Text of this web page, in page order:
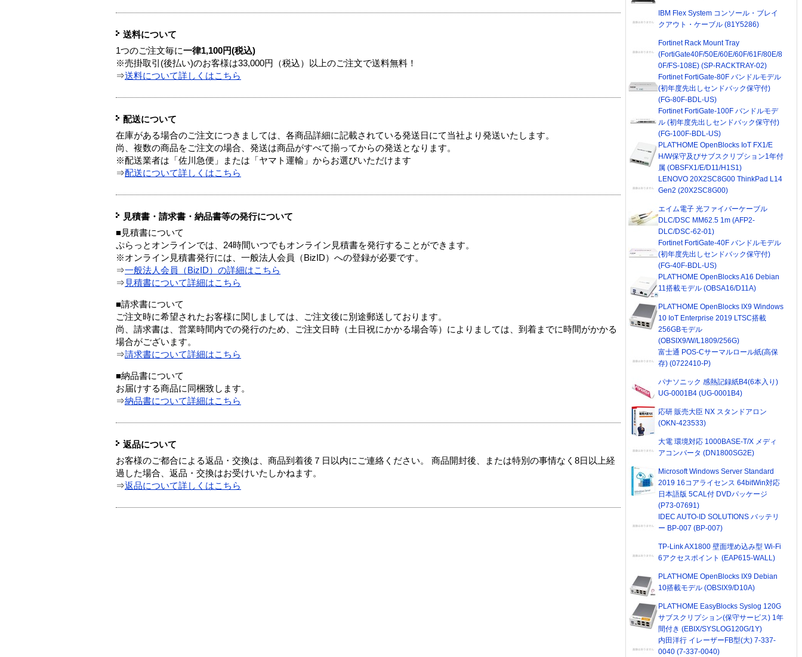
送料について
1つのご注文毎に一律1,100円(税込)
※売掛取引(後払い)のお客様は33,000円（税込）以上のご注文で送料無料！
⇒送料について詳しくはこちら
配送について
在庫がある場合のご注文につきましては、各商品詳細に記載されている発送日にて当社より発送いたします。
尚、複数の商品をご注文の場合、発送は商品がすべて揃ってからの発送となります。
※配送業者は「佐川急便」または「ヤマト運輸」からお選びいただけます
⇒配送について詳しくはこちら
見積書・請求書・納品書等の発行について
■見積書について
ぷらっとオンラインでは、24時間いつでもオンライン見積書を発行することができます。
※オンライン見積書発行には、一般法人会員（BizID）への登録が必要です。
⇒一般法人会員（BizID）の詳細はこちら
⇒ 見積書について詳細はこちら
■請求書について
ご注文時に希望されたお客様に関しましては、ご注文後に別途郵送しております。
尚、請求書は、営業時間内での発行のため、ご注文日時（土日祝にかかる場合等）によりましては、到着までに時間がかかる
場合がございます。
⇒請求書について詳細はこちら
■納品書について
お届けする商品に同梱致します。
⇒納品書について詳細はこちら
返品について
お客様のご都合による返品・交換は、商品到着後７日以内にご連絡ください。 商品開封後、または特別の事情なく8日以上経
過した場合、返品・交換はお受けいたしかねます。
⇒返品について詳しくはこちら
IBM Flex System コンソール・ブレイ
クアウト・ケーブル (81Y5286)
Fortinet Rack Mount Tray
(FortiGate40F/50E/60E/60F/61F/80E/8
0F/FS-108E) (SP-RACKTRAY-02)
Fortinet FortiGate-80F バンドルモデル
(初年度先出しセンドバック保守付)
(FG-80F-BDL-US)
Fortinet FortiGate-100F バンドルモデ
ル (初年度先出しセンドバック保守付)
(FG-100F-BDL-US)
PLAT'HOME OpenBlocks IoT FX1/E
H/W保守及びサブスクリプション1年付
属 (OBSFX1/E/D11/H1S1)
LENOVO 20X2SC8G00 ThinkPad L14
Gen2 (20X2SC8G00)
エイム電子 光ファイバーケーブル
DLC/DSC MM62.5 1m (AFP2-
DLC/DSC-62-01)
Fortinet FortiGate-40F バンドルモデル
(初年度先出しセンドバック保守付)
(FG-40F-BDL-US)
PLAT'HOME OpenBlocks A16 Debian
11搭載モデル (OBSA16/D11A)
PLAT'HOME OpenBlocks IX9 Windows
10 IoT Enterprise 2019 LTSC搭載
256GBモデル
(OBSIX9/W/L1809/256G)
富士通 POS-Cサーマルロール紙(高保
存) (0722410-P)
パナソニック 感熱記録紙B4(6本入り)
UG-0001B4 (UG-0001B4)
応研 販売大臣 NX スタンドアロン
(OKN-423533)
大電 環境対応 1000BASE-T/X メディ
アコンバータ (DN1800SG2E)
Microsoft Windows Server Standard
2019 16コアライセンス 64bitWin対応
日本語版 5CAL付 DVDパッケージ
(P73-07691)
IDEC AUTO-ID SOLUTIONS バッテリ
ー BP-007 (BP-007)
TP-Link AX1800 壁面埋め込み型 Wi-Fi
6アクセスポイント (EAP615-WALL)
PLAT'HOME OpenBlocks IX9 Debian
10搭載モデル (OBSIX9/D10A)
PLAT'HOME EasyBlocks Syslog 120G
サブスクリプション(保守サービス) 1年
間付き (EBIX/SYSLOG120G/1Y)
内田洋行 イレーザーFB型(大) 7-337-
0040 (7-337-0040)